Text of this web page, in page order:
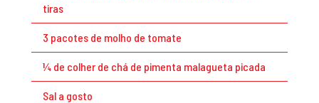
tiras
3 pacotes de molho de tomate
¼ de colher de chá de pimenta malagueta picada
Sal a gosto